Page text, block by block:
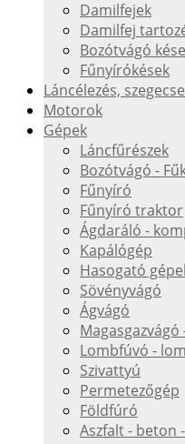
Damilfejek
Damilfej
Bozótvágó
Fűnyírókések
Láncélezés,
Motorok
Gépek
Láncfűrészek
Bozótvágó -
Fűnyíró
Fűnyíró traktor
Ágdaráló -
Kapálógép
Hasogató
Sövényvágó
Ágvágó
Lombfúvó -
Szivattyú
Permetezőgép
Földfúró
Aszfalt - beton